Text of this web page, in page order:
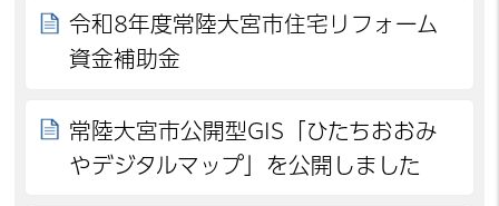
令和8年度常陸大宮市住宅リフォーム
資金補助金
常陸大宮市公開型GIS「ひたちおおみ
やデジタルマップ」を公開しました